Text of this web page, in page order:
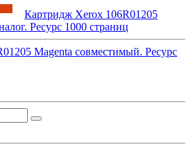
Картридж Xerox 106R01205
Ресурс 1000 страниц
Magenta совместимый. Ресурс